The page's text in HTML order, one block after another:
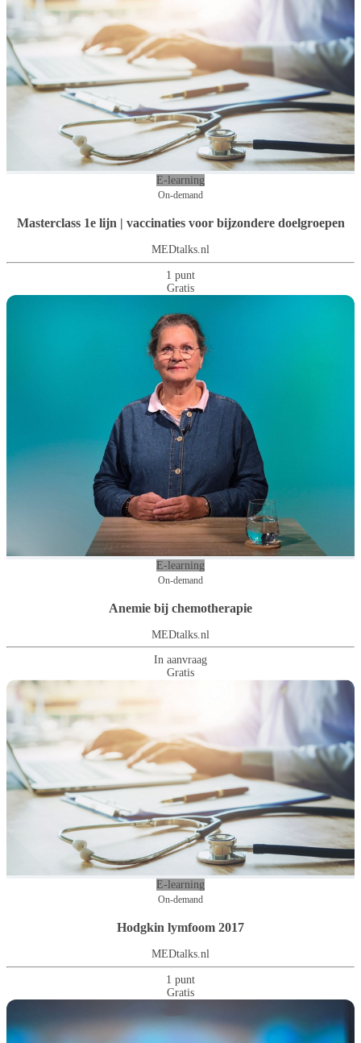
E-learning
On-demand
Masterclass 1e lijn | vaccinaties voor bijzondere doelgroepen
MEDtalks.nl
1 punt
Gratis
E-learning
On-demand
Anemie bij chemotherapie
MEDtalks.nl
In aanvraag
Gratis
E-learning
On-demand
Hodgkin lymfoom 2017
MEDtalks.nl
1 punt
Gratis